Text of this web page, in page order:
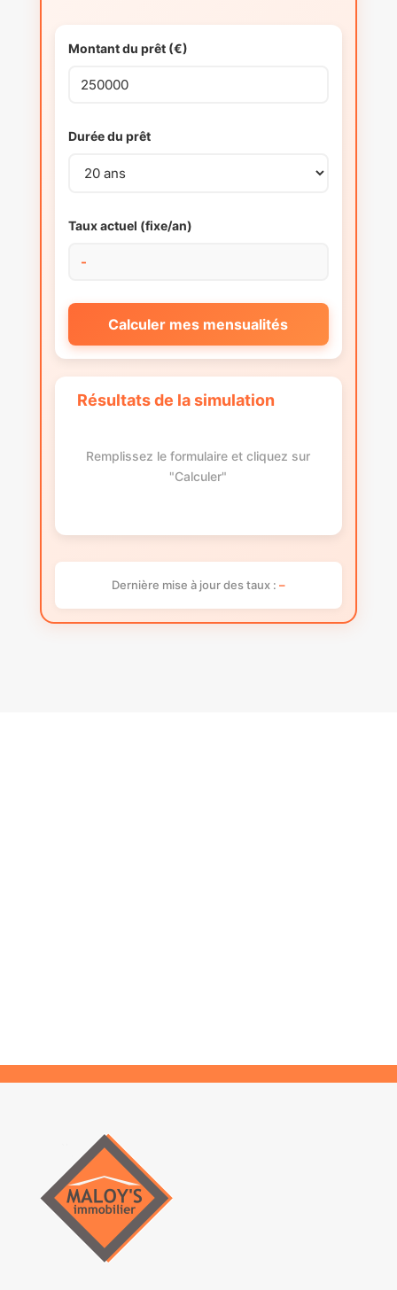
Montant du prêt (€)
Durée du prêt
Taux actuel (fixe/an)
Calculer mes mensualités
Résultats de la simulation
Remplissez le formulaire et cliquez sur
"Calculer"
Dernière mise à jour des taux : –